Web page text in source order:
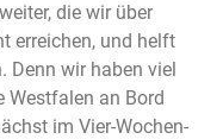
die wir über
erreichen, und helft
Denn wir haben viel
Westfalen an Bord
im Vier-Wochen-